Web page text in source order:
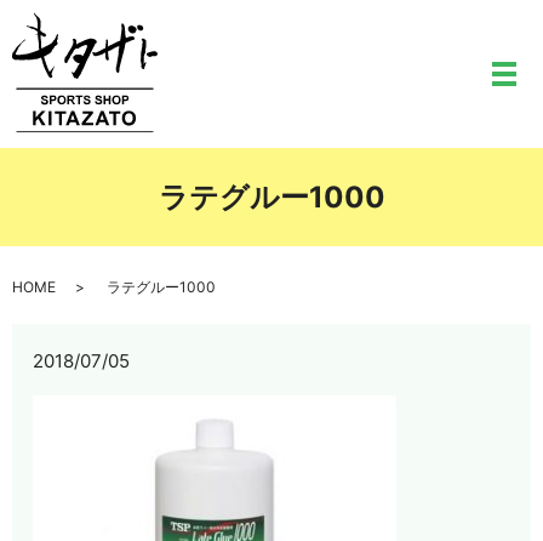
メ
ラテグルー1000
HOME ラテグルー1000
2018/07/05